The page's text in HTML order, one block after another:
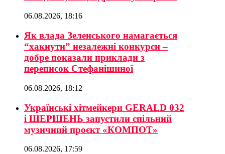
06.08.2026, 18:16
Як влада Зеленського намагається
“хакнути” незалежні конкурси –
добре показали приклади з
переписок Стефанішиної
06.08.2026, 18:12
Українські хітмейкери GERALD 032
і ШЕРШЕНЬ запустили спільний
музичний проєкт «КОМПОТ»
06.08.2026, 17:59